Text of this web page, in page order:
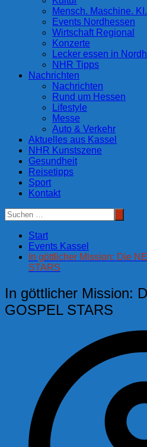
Mensch. Maschine. KI.
Events Nordhessen
Wirtschaft Regional
Konzerte
Lecker essen in
NHR Tipps
Nachrichten
Nachrichten
Rund um Hessen
Lifestyle
Messe
Auto & Verkehr
Aktuelles aus Kassel
NHR Kunstszene
Gesundheit
Reisetipps
Sport
Kontakt
Start
Events Kassel
In göttlicher Mission: Die
STARS
In göttlicher Mission:
GOSPEL STARS